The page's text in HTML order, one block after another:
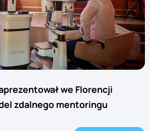
we Florencji
zdalnego mentoringu